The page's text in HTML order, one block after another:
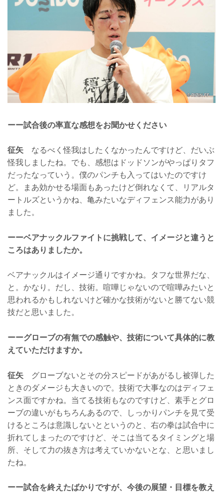
ーー試合後の率直な感想をお聞かせください
征矢 なるべく怪我はしたくなかったんですけど、だいぶ
怪我しましたね。でも、感想はドッドソンがやっぱりタフ
だったなっていう。僕のパンチも入ってはいたのですけ
ど。まあ効かせる場面もあったけど倒れなくて、リアルタ
ートルズというかね、亀みたいなディフェンス能力があり
ました。
ーーベアナックルファイトに挑戦して、イメージと違うと
ころはありましたか。
ベアナックルはイメージ通りですかね。タフな世界だな、
と。かなり。だし、技術。喧嘩じゃないので喧嘩みたいと
思われるかもしれないけど確かな技術がないと勝てない競
技だと思いました。
ーーグローブの有無での感触や、技術について具体的に教
えていただけますか。
征矢 グローブないとその分スピードがあがるし被弾した
ときのダメージも大きいので。技術で大事なのはディフェ
ンス面ですかね。当てる技術もなのですけど、素手とグロ
ーブの違いがもちろんあるので、しっかりパンチを見て受
けるところは意識しないとというのと、右の拳は試合中に
折れてしまったのですけど、そこは当てるタイミングと場
所、そして力の抜き方は考えていかないとな、と思いまし
たね。
ーー試合を終えたばかりですが、今後の展望・目標を教え